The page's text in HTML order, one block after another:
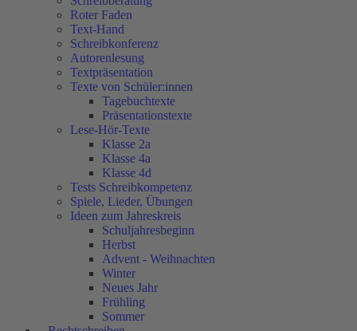
Roter Faden
Text-Hand
Schreibkonferenz
Autorenlesung
Textpräsentation
Texte von Schüler:innen
Tagebuchtexte
Präsentationstexte
Lese-Hör-Texte
Klasse 2a
Klasse 4a
Klasse 4d
Tests Schreibkompetenz
Spiele, Lieder, Übungen
Ideen zum Jahreskreis
Schuljahresbeginn
Herbst
Advent - Weihnachten
Winter
Neues Jahr
Frühling
Sommer